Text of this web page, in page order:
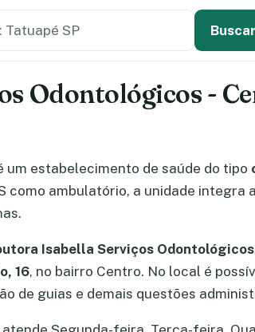
Buscar
Odontológicos -
um estabelecimento de saúde do tipo
como ambulatório, a unidade integra
Isabella Serviços Odontológicos
16, no bairro Centro. No local é
de guias e demais questões